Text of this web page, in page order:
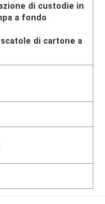
di custodie in
a fondo
di cartone a